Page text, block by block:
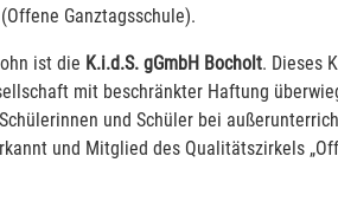
Ganztagsschule).
ist die K.i.d.S. gGmbH Bocholt. Dieses
mit beschränkter Haftung
und Schüler bei
und Mitglied des Qualitätszirkels